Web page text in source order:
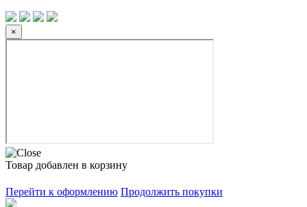
×
Товар добавлен в корзину
Перейти к оформлению Продолжить покупки